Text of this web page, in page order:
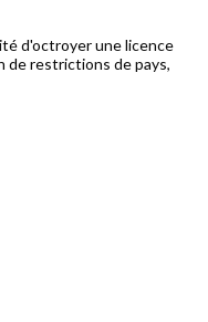
d'octroyer une licence
de restrictions de pays,